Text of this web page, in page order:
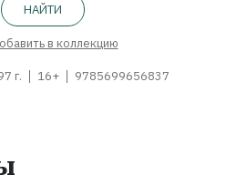
НАЙТИ
в коллекцию
г. 16+ 9785699656837